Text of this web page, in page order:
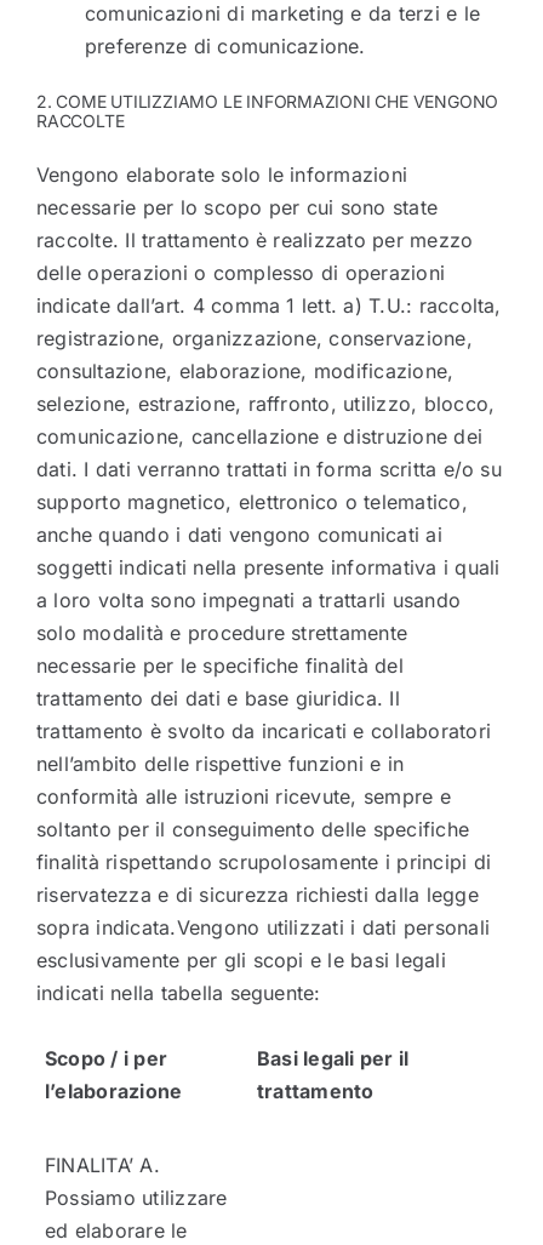
comunicazioni di marketing e da terzi e le
preferenze di comunicazione.
2. COME UTILIZZIAMO LE INFORMAZIONI CHE VENGONO
RACCOLTE
Vengono elaborate solo le informazioni
necessarie per lo scopo per cui sono state
raccolte. Il trattamento è realizzato per mezzo
delle operazioni o complesso di operazioni
indicate dall’art. 4 comma 1 lett. a) T.U.: raccolta,
registrazione, organizzazione, conservazione,
consultazione, elaborazione, modificazione,
selezione, estrazione, raffronto, utilizzo, blocco,
comunicazione, cancellazione e distruzione dei
dati. I dati verranno trattati in forma scritta e/o su
supporto magnetico, elettronico o telematico,
anche quando i dati vengono comunicati ai
soggetti indicati nella presente informativa i quali
a loro volta sono impegnati a trattarli usando
solo modalità e procedure strettamente
necessarie per le specifiche finalità del
trattamento dei dati e base giuridica. Il
trattamento è svolto da incaricati e collaboratori
nell’ambito delle rispettive funzioni e in
conformità alle istruzioni ricevute, sempre e
soltanto per il conseguimento delle specifiche
finalità rispettando scrupolosamente i principi di
riservatezza e di sicurezza richiesti dalla legge
sopra indicata.Vengono utilizzati i dati personali
esclusivamente per gli scopi e le basi legali
indicati nella tabella seguente:
Scopo / i per
l’elaborazione
Basi legali per il
trattamento
FINALITA’ A.
Possiamo utilizzare
ed elaborare le